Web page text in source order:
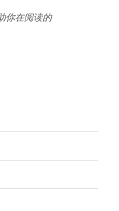
你在阅读的